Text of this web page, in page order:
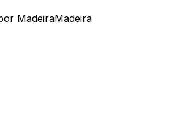
MadeiraMadeira